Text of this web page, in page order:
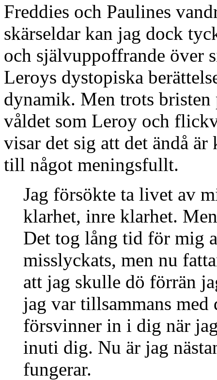
Freddies och Paulines
skärseldar kan jag dock
och självuppoffrande över
Leroys dystopiska
dynamik. Men trots
våldet som Leroy och
visar det sig att det ändå
till något meningsfullt.
Jag försökte ta livet av
klarhet, inre klarhet.
Det tog lång tid för mig
misslyckats, men nu
att jag skulle dö förrän
jag var tillsammans
försvinner in i dig när
inuti dig. Nu är jag
fungerar.